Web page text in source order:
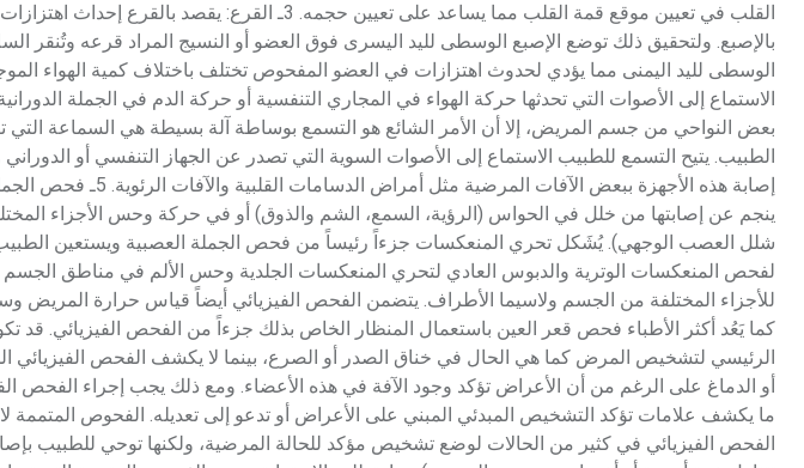
القلب في تعيين موقع قمة القلب مما يساعد على تعيين حجمه.
بالإصبع. ولتحقيق ذلك توضع الإصبع الوسطى لليد اليسرى فوق العضو أو النسيج المراد قرعه وتُنقر
الاستماع إلى الأصوات التي تحدثها حركة الهواء في المجاري التنفسية أو حركة الدم في الجملة
بعض النواحي من جسم المريض، إلا أن الأمر الشائع هو التسمع بوساطة آلة بسيطة هي السماعة
الطبيب. يتيح التسمع للطبيب الاستماع إلى الأصوات السوية التي تصدر عن الجهاز التنفسي أو
إصابة هذه الأجهزة ببعض
ينجم عن إصابتها من خلل في الحواس (الرؤية، السمع، الشم والذوق) أو في حركة وحس الأجزاء
شلل العصب الوجهي). يُشَكل تحري المنعكسات جزءاً رئيساً من فحص الجملة العصبية ويستعين
لفحص المنعكسات الوترية والدبوس العادي لتحري المنعكسات الجلدية وحس الألم في مناطق الجسم
للأجزاء المختلفة من الجسم ولاسيما الأطراف. يتضمن الفحص الفيزيائي أيضاً قياس حرارة
كما يَعُد أكثر الأطباء فحص قعر العين باستعمال المنظار الخاص بذلك جزءاً من الفحص الفيزيائي. قد
الرئيسي لتشخيص المرض كما هي الحال في خناق الصدر أو الصرع، بينما لا يكشف الفحص الفيزيائي
أو الدماغ على الرغم من أن الأعراض تؤكد وجود الآفة في هذه الأعضاء. ومع ذلك يجب إجراء الفحص
ما يكشف علامات تؤكد التشخيص المبدئي المبني على الأعراض أو تدعو إلى تعديله. الفحوص المتممة